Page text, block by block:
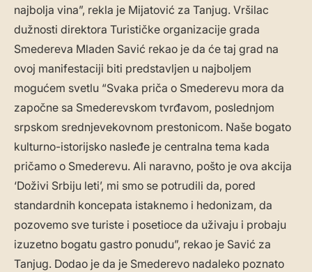
najbolja vina”, rekla je Mijatović za Tanjug. Vršilac
dužnosti direktora Turističke organizacije grada
Smedereva Mladen Savić rekao je da će taj grad na
ovoj manifestaciji biti predstavljen u najboljem
mogućem svetlu “Svaka priča o Smederevu mora da
započne sa Smederevskom tvrđavom, poslednjom
srpskom srednjevekovnom prestonicom. Naše bogato
kulturno-istorijsko nasleđe je centralna tema kada
pričamo o Smederevu. Ali naravno, pošto je ova akcija
‘Doživi Srbiju leti’, mi smo se potrudili da, pored
standardnih koncepata istaknemo i hedonizam, da
pozovemo sve turiste i posetioce da uživaju i probaju
izuzetno bogatu gastro ponudu”, rekao je Savić za
Tanjug. Dodao je da je Smederevo nadaleko poznato